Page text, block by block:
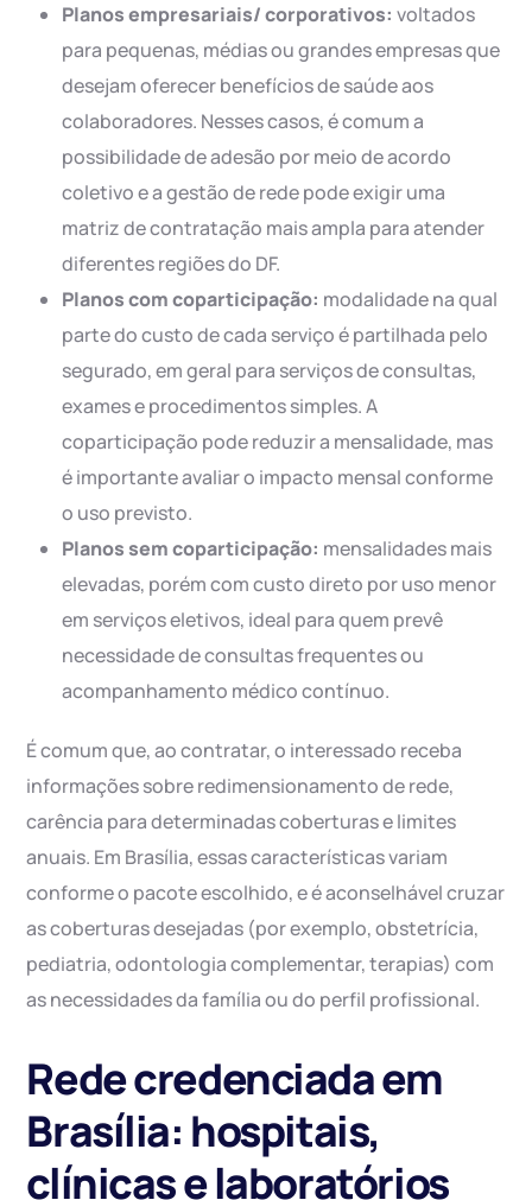
Planos empresariais/ corporativos: voltados
para pequenas, médias ou grandes empresas que
desejam oferecer benefícios de saúde aos
colaboradores. Nesses casos, é comum a
possibilidade de adesão por meio de acordo
coletivo e a gestão de rede pode exigir uma
matriz de contratação mais ampla para atender
diferentes regiões do DF.
Planos com coparticipação: modalidade na qual
parte do custo de cada serviço é partilhada pelo
segurado, em geral para serviços de consultas,
exames e procedimentos simples. A
coparticipação pode reduzir a mensalidade, mas
é importante avaliar o impacto mensal conforme
o uso previsto.
Planos sem coparticipação: mensalidades mais
elevadas, porém com custo direto por uso menor
em serviços eletivos, ideal para quem prevê
necessidade de consultas frequentes ou
acompanhamento médico contínuo.
É comum que, ao contratar, o interessado receba
informações sobre redimensionamento de rede,
carência para determinadas coberturas e limites
anuais. Em Brasília, essas características variam
conforme o pacote escolhido, e é aconselhável cruzar
as coberturas desejadas (por exemplo, obstetrícia,
pediatria, odontologia complementar, terapias) com
as necessidades da família ou do perfil profissional.
Rede credenciada em
Brasília: hospitais,
clínicas e laboratórios